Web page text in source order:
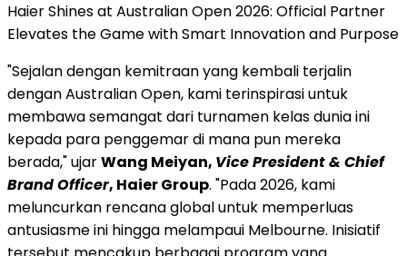
Haier Shines at Australian Open 2026: Official Partner
Elevates the Game with Smart Innovation and Purpose
"Sejalan dengan kemitraan yang kembali terjalin
dengan Australian Open, kami terinspirasi untuk
membawa semangat dari turnamen kelas dunia ini
kepada para penggemar di mana pun mereka
berada," ujarWang Meiyan, Vice President & Chief
Brand Officer, Haier Group. "Pada 2026, kami
meluncurkan rencana global untuk memperluas
antusiasme ini hingga melampaui Melbourne. Inisiatif